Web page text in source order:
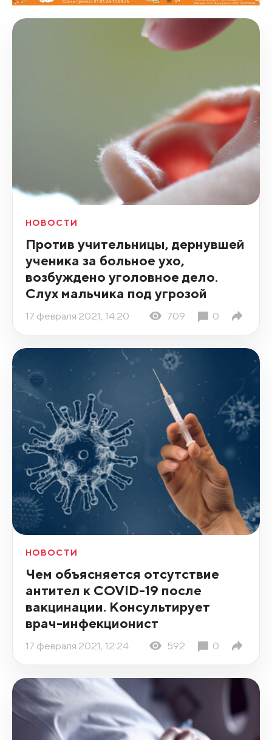
НОВОСТИ
Против учительницы, дернувшей
ученика за больное ухо,
возбуждено уголовное дело.
Слух мальчика под угрозой
17 февраля 2021, 14:20 709 0
НОВОСТИ
Чем объясняется отсутствие
антител к COVID-19 после
вакцинации. Консультирует
врач-инфекционист
17 февраля 2021, 12:24 592 0